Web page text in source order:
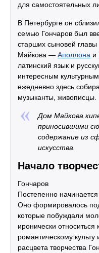
для самостоятельных
В Петербурге он
семью Гончаров был
старших сыновей
Майкова — Аполлона и
латинский язык и
интересным
ежедневно здесь
музыканты, живописцы.
Дом Майкова
приносившими
содержание из
искусства.
Начало
Гончаров
Постепенно начинается
Оно формировалось
которые побуждали
иронически
романтическому культу
расцвета творчества